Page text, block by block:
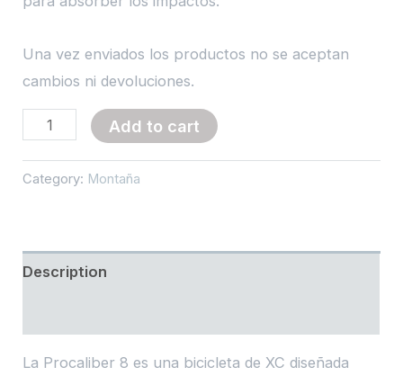
Una vez enviados los productos no se aceptan
cambios ni devoluciones.
Procaliber
quantity
Add to cart
Category: Montaña
Description
La Procaliber 8 es una bicicleta de XC diseñada